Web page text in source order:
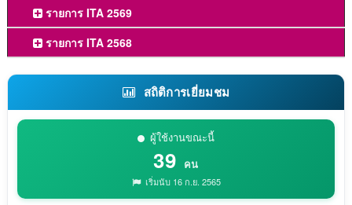
รายการ ITA 2569
รายการ ITA 2568
สถิติการเยี่ยมชม
ผู้ใช้งานขณะนี้
39 คน
เริ่มนับ 16 ก.ย. 2565